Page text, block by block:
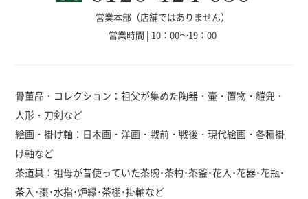
営業本部（店舗ではありません）
営業時間 | 10：00～19：00
骨董品・コレクション：祖父が集めた陶器・壷・置物・鎧兜・
人形・刀剣など
絵画・掛け軸：日本画・洋画・戦前・戦後・現代絵画・各種掛
け軸など
茶道具：祖母が昔使っていた茶碗･茶杓･茶釜･花入･花器･花瓶･
茶入･棗･水指･炉縁･茶棚･掛軸など